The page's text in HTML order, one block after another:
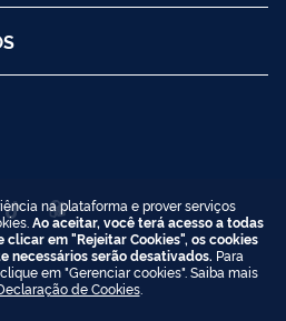
na plataforma e prover serviços
Ao aceitar, você terá acesso a todas
clicar em "Rejeitar Cookies", os cookies
necessários serão desativados. Para
em "Gerenciar cookies". Saiba mais
de Cookies.